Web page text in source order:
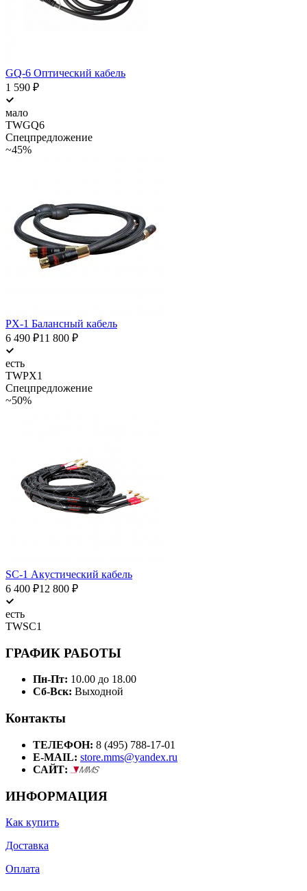
GQ-6 Оптический кабель
1 590 ₽
мало
TWGQ6
Спецпредложение
~45%
PX-1 Балансный кабель
6 490 ₽11 800 ₽
есть
TWPX1
Спецпредложение
~50%
SC-1 Акустический кабель
6 400 ₽12 800 ₽
есть
TWSC1
ГРАФИК РАБОТЫ
Пн-Пт: 10.00 до 18.00
Сб-Вск: Выходной
Контакты
ТЕЛЕФОН: 8 (495) 788-17-01
E-MAIL: store.mms@yandex.ru
САЙТ:
ИНФОРМАЦИЯ
Как купить
Доставка
Оплата